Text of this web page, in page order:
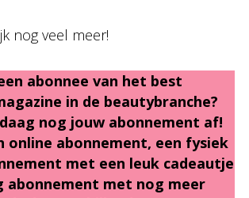
nog veel meer!
abonnee van het best
in de beautybranche?
nog jouw abonnement af!
online abonnement, een fysiek
met een leuk cadeautje
abonnement met nog meer